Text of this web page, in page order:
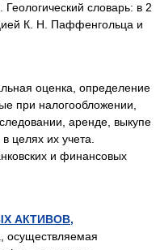
Геологический словарь: в 2
К. Н. Паффенгольца и
оценка, определение
при налогообложении,
аренде, выкупе
целях их учета.
и финансовых
АКТИВОВ,
осуществляемая